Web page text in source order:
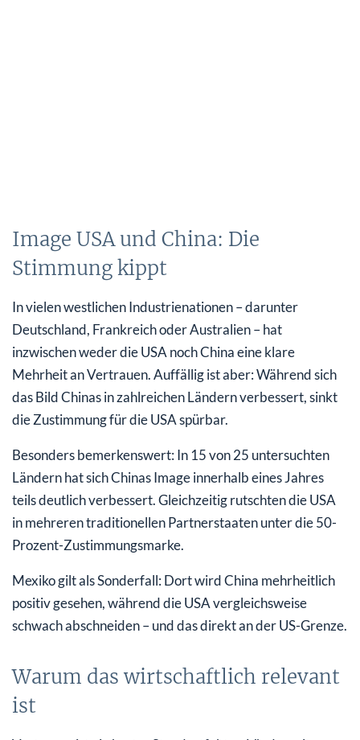
Image USA und China: Die
Stimmung kippt
In vielen westlichen Industrienationen – darunter
Deutschland, Frankreich oder Australien – hat
inzwischen weder die USA noch China eine klare
Mehrheit an Vertrauen. Auffällig ist aber: Während sich
das Bild Chinas in zahlreichen Ländern verbessert, sinkt
die Zustimmung für die USA spürbar.
Besonders bemerkenswert: In 15 von 25 untersuchten
Ländern hat sich Chinas Image innerhalb eines Jahres
teils deutlich verbessert. Gleichzeitig rutschten die USA
in mehreren traditionellen Partnerstaaten unter die 50-
Prozent-Zustimmungsmarke.
Mexiko gilt als Sonderfall: Dort wird China mehrheitlich
positiv gesehen, während die USA vergleichsweise
schwach abschneiden – und das direkt an der US-Grenze.
Warum das wirtschaftlich relevant
ist